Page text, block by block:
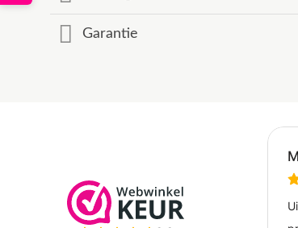
Garantie